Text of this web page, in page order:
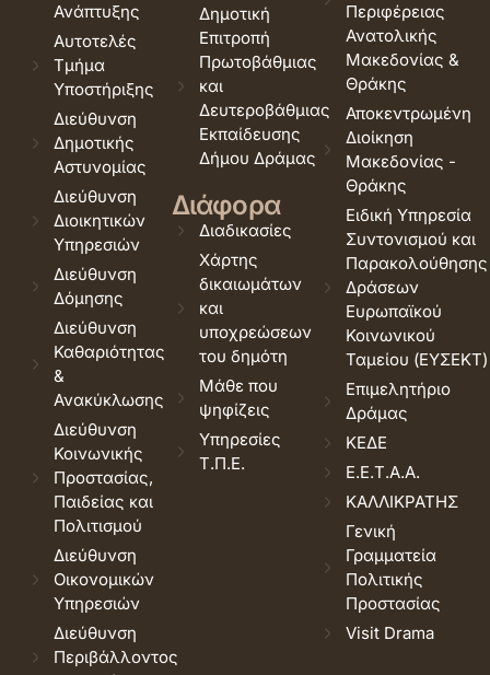
Ανάπτυξης
Αυτοτελές
Τμήμα
Υποστήριξης
Διεύθυνση
Δημοτικής
Αστυνομίας
Διεύθυνση
Διοικητικών
Υπηρεσιών
Διεύθυνση
Δόμησης
Διεύθυνση
Καθαριότητας
&
Ανακύκλωσης
Διεύθυνση
Κοινωνικής
Προστασίας,
Παιδείας και
Πολιτισμού
Διεύθυνση
Οικονομικών
Υπηρεσιών
Διεύθυνση
Περιβάλλοντος
Δημοτική
Επιτροπή
Πρωτοβάθμιας
και
Δευτεροβάθμιας
Εκπαίδευσης
Δήμου Δράμας
Διάφορα
Διαδικασίες
Χάρτης
δικαιωμάτων
και
υποχρεώσεων
του δημότη
Μάθε που
ψηφίζεις
Υπηρεσίες
Τ.Π.Ε.
Περιφέρειας
Ανατολικής
Μακεδονίας &
Θράκης
Αποκεντρωμένη
Διοίκηση
Μακεδονίας -
Θράκης
Ειδική Υπηρεσία
Συντονισμού και
Παρακολούθησης
Δράσεων
Ευρωπαϊκού
Κοινωνικού
Ταμείου (ΕΥΣΕΚΤ)
Επιμελητήριο
Δράμας
ΚΕΔΕ
Ε.Ε.Τ.Α.Α.
ΚΑΛΛΙΚΡΑΤΗΣ
Γενική
Γραμματεία
Πολιτικής
Προστασίας
Visit Drama